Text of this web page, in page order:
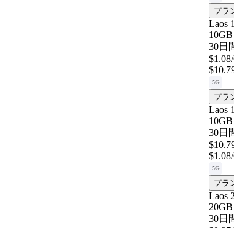
プラ
Laos
10GB
30日
$1.08
5G
プラ
Laos
10GB
30日
$1.08
5G
プラ
Laos
20GB
30日